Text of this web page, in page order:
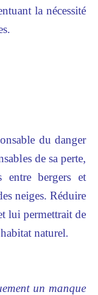
la nécessité
du danger
de sa perte,
entre bergers et
neiges. Réduire
lui permettrait de
naturel.
un manque